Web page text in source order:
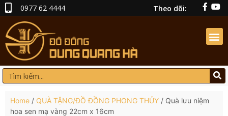
0977 62 4444 Theo dõi:
Home / QUÀ TẶNG/ĐỒ ĐỒNG PHONG THỦY / Quà lưu niệm
hoa sen mạ vàng 22cm x 16cm